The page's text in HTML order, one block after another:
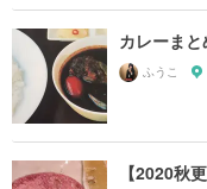
カレーまと
ふうこ
【2020秋